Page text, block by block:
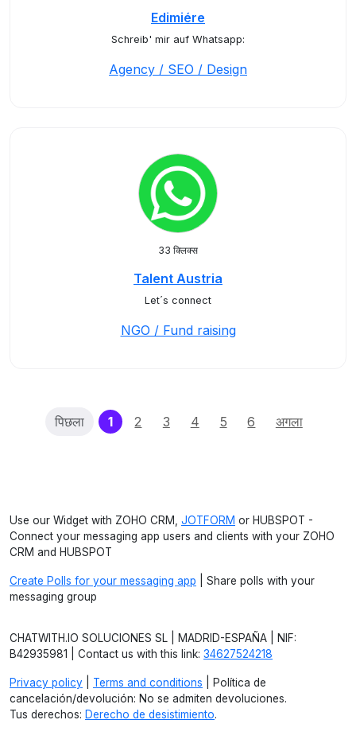
Edimiére
Schreib' mir auf Whatsapp:
Agency / SEO / Design
33 क्लिक्स
Talent Austria
Let´s connect
NGO / Fund raising
पिछला 1(current)
2 3 4 5 6 अगला
Use our Widget with ZOHO CRM, JOTFORM or HUBSPOT -
Connect your messaging app users and clients with your ZOHO
CRM and HUBSPOT
Create Polls for your messaging app | Share polls with your
messaging group
CHATWITH.IO SOLUCIONES SL | MADRID-ESPAÑA | NIF:
B42935981 | Contact us with this link: 34627524218
Privacy policy Terms and conditions | Política de
cancelación/devolución: No se admiten devoluciones.
Tus derechos: Derecho de desistimiento.